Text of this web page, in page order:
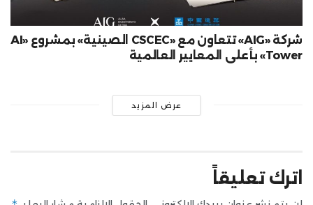
شركة «AIG» تتعاون مع «CSCEC الصينية» بمشروع «AI
Tower» بأعلى المعايير العالمية
عرض المزيد
اترك تعليقاً